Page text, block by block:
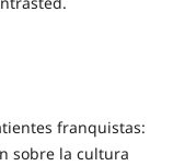
franquistas:
sobre la cultura